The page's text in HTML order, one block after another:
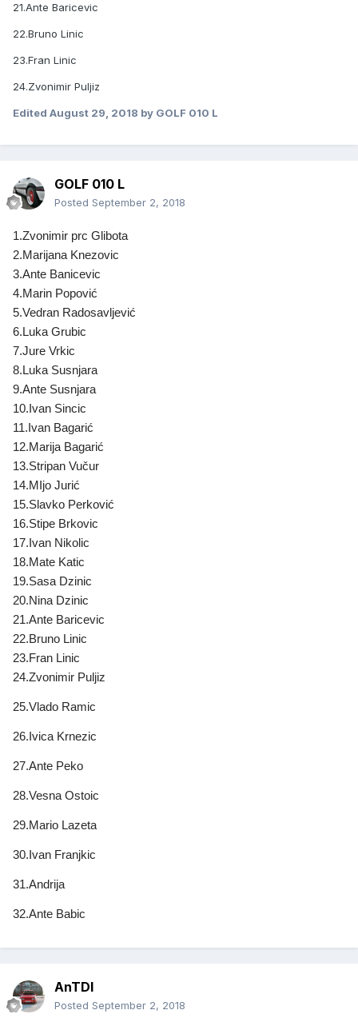
21.Ante Baricevic
22.Bruno Linic
23.Fran Linic
24.Zvonimir Puljiz
Edited August 29, 2018 by GOLF 010 L
GOLF 010 L
Posted September 2, 2018
1.Zvonimir prc Glibota
2.Marijana Knezovic
3.Ante Banicevic
4.Marin Popović
5.Vedran Radosavljević
6.Luka Grubic
7.Jure Vrkic
8.Luka Susnjara
9.Ante Susnjara
10.Ivan Sincic
11.Ivan Bagarić
12.Marija Bagarić
13.Stripan Vučur
14.MIjo Jurić
15.Slavko Perković
16.Stipe Brkovic
17.Ivan Nikolic
18.Mate Katic
19.Sasa Dzinic
20.Nina Dzinic
21.Ante Baricevic
22.Bruno Linic
23.Fran Linic
24.Zvonimir Puljiz
25.Vlado Ramic
26.Ivica Krnezic
27.Ante Peko
28.Vesna Ostoic
29.Mario Lazeta
30.Ivan Franjkic
31.Andrija
32.Ante Babic
AnTDI
Posted September 2, 2018